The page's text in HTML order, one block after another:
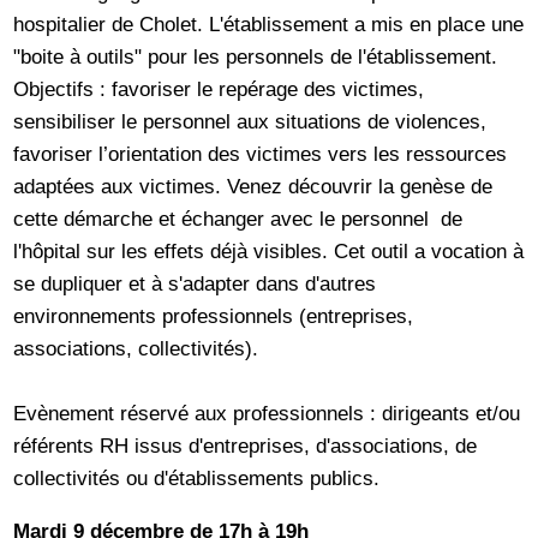
hospitalier de Cholet. L'établissement a mis en place une
"boite à outils" pour les personnels de l'établissement.
Objectifs : favoriser le repérage des victimes,
sensibiliser le personnel aux situations de violences,
favoriser l’orientation des victimes vers les ressources
adaptées aux victimes. Venez découvrir la genèse de
cette démarche et échanger avec le personnel de
l'hôpital sur les effets déjà visibles. Cet outil a vocation à
se dupliquer et à s'adapter dans d'autres
environnements professionnels (entreprises,
associations, collectivités).
Evènement réservé aux professionnels : dirigeants et/ou
référents RH issus d'entreprises, d'associations, de
collectivités ou d'établissements publics.
Mardi 9 décembre de 17h à 19h